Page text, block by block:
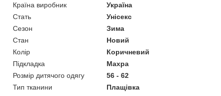
Країна виробник
Україна
Стать
Унісекс
Сезон
Зима
Стан
Новий
Колір
Коричневий
Підкладка
Махра
Розмір дитячого одягу
56 - 62
Тип тканини
Плащівка